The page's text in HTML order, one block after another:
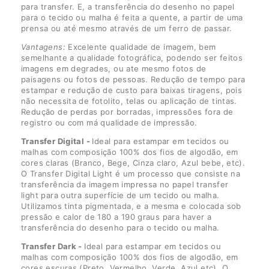
para transfer. E, a transferência do desenho no papel
para o tecido ou malha é feita a quente, a partir de uma
prensa ou até mesmo através de um ferro de passar.
Vantagens: Excelente qualidade de imagem, bem
semelhante a qualidade fotográfica, podendo ser feitos
imagens em degrades, ou ate mesmo fotos de
paisagens ou fotos de pessoas. Redução de tempo para
estampar e redução de custo para baixas tiragens, pois
não necessita de fotolito, telas ou aplicação de tintas.
Redução de perdas por borradas, impressões fora de
registro ou com má qualidade de impressão.
Transfer Digital - Ideal para estampar em tecidos ou
malhas com composição 100% dos fios de algodão, em
cores claras (Branco, Bege, Cinza claro, Azul bebe, etc).
O Transfer Digital Light é um processo que consiste na
transferência da imagem impressa no papel transfer
light para outra superfície de um tecido ou malha.
Utilizamos tinta pigmentada, e a mesma e colocada sob
pressão e calor de 180 a 190 graus para haver a
transferência do desenho para o tecido ou malha.
Transfer Dark - Ideal para estampar em tecidos ou
malhas com composição 100% dos fios de algodão, em